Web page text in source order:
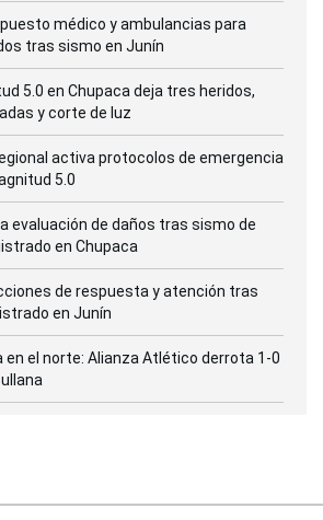
médico y ambulancias para
tras sismo en Junín
5.0 en Chupaca deja tres heridos,
y corte de luz
activa protocolos de emergencia
5.0
evaluación de daños tras sismo de
en Chupaca
de respuesta y atención tras
en Junín
en el norte: Alianza Atlético derrota 1-0